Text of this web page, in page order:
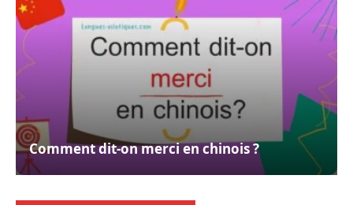
Comment dit-on merci en chinois ?